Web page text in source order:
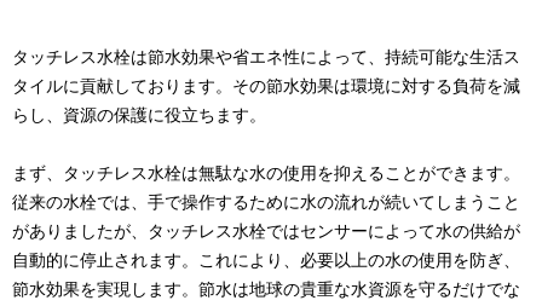
タッチレス水栓は節水効果や省エネ性によって、持続可能な生活ス
タイルに貢献しております。その節水効果は環境に対する負荷を減
らし、資源の保護に役立ちます。
まず、タッチレス水栓は無駄な水の使用を抑えることができます。
従来の水栓では、手で操作するために水の流れが続いてしまうこと
がありましたが、タッチレス水栓ではセンサーによって水の供給が
自動的に停止されます。これにより、必要以上の水の使用を防ぎ、
節水効果を実現します。節水は地球の貴重な水資源を守るだけでな